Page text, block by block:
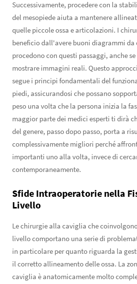
Successivamente, procedere con la
del mesopiede aiuta a mantenere
quelle piccole ossa e articolazioni. I
beneficio dall'avere buoni diagrammi da
procedono con questi passaggi, anche
mostrare immagini reali. Questo
segue i principi fondamentali del
piedi, assicurandosi che possano
peso una volta che la persona inizia la
maggior parte dei medici esperti ti dirà
del genere, passo dopo passo, porta a
complessivamente migliori perché
importanti uno alla volta, invece di
contemporaneamente.
Sfide Intraoperatorie nella
Livello
Le chirurgie alla caviglia che
livello comportano una serie di
in particolare per quanto riguarda la
il corretto allineamento delle ossa. La
caviglia è anatomicamente molto